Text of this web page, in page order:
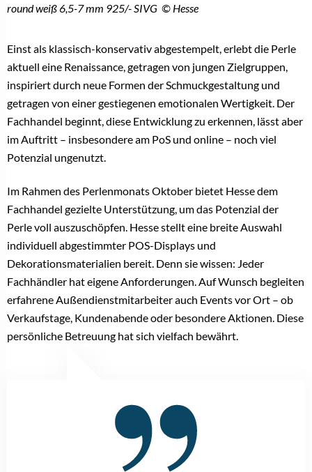
round weiß 6,5-7 mm 925/- SIVG © Hesse
Einst als klassisch-konservativ abgestempelt, erlebt die Perle
aktuell eine Renaissance, getragen von jungen Zielgruppen,
inspiriert durch neue Formen der Schmuckgestaltung und
getragen von einer gestiegenen emotionalen Wertigkeit. Der
Fachhandel beginnt, diese Entwicklung zu erkennen, lässt aber
im Auftritt – insbesondere am PoS und online – noch viel
Potenzial ungenutzt.
Im Rahmen des Perlenmonats Oktober bietet Hesse dem
Fachhandel gezielte Unterstützung, um das Potenzial der
Perle voll auszuschöpfen. Hesse stellt eine breite Auswahl
individuell abgestimmter POS-Displays und
Dekorationsmaterialien bereit. Denn sie wissen: Jeder
Fachhändler hat eigene Anforderungen. Auf Wunsch begleiten
erfahrene Außendienstmitarbeiter auch Events vor Ort – ob
Verkaufstage, Kundenabende oder besondere Aktionen. Diese
persönliche Betreuung hat sich vielfach bewährt.